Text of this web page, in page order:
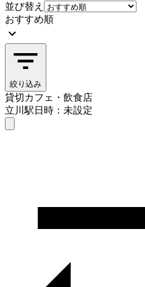
並び替え
おすすめ順
絞り込み
貸切カフェ・飲食店
立川駅日時：未設定